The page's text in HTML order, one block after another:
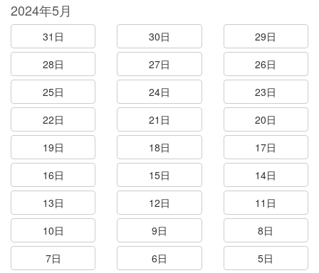
2024年5月
31日 30日
29日
28日
27日
26日
25日
24日
23日
22日
21日
20日
19日
18日
17日
16日
15日
14日
13日
12日
11日
10日
9日
8日
7日
6日
5日